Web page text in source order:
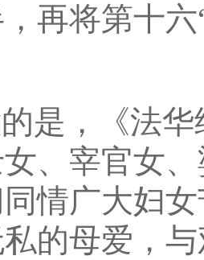
再将第十
是，《法
、宰官女
情广大妇
的母爱，